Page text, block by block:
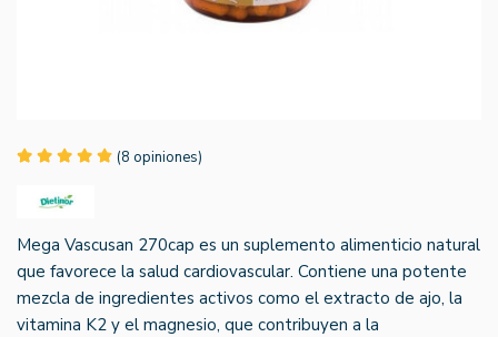
(8 opiniones)
Mega Vascusan 270cap es un suplemento alimenticio natural
que favorece la salud cardiovascular. Contiene una potente
mezcla de ingredientes activos como el extracto de ajo, la
vitamina K2 y el magnesio, que contribuyen a la